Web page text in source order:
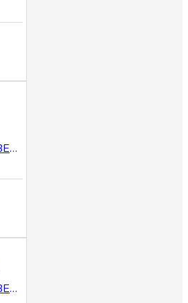
Микрофон STELBERRY M-1100HD
Микрофон STELBERRY M-20